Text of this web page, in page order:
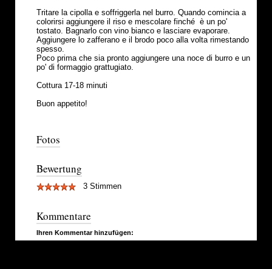
Tritare la cipolla e soffriggerla nel burro. Quando comincia a
colorirsi aggiungere il riso e mescolare finché è un po'
tostato. Bagnarlo con vino bianco e lasciare evaporare.
Aggiungere lo zafferano e il brodo poco alla volta rimestando
spesso.
Poco prima che sia pronto aggiungere una noce di burro e un
po' di formaggio grattugiato.
Cottura 17-18 minuti
Buon appetito!
Fotos
Bewertung
3 Stimmen
Kommentare
Ihren Kommentar hinzufügen: